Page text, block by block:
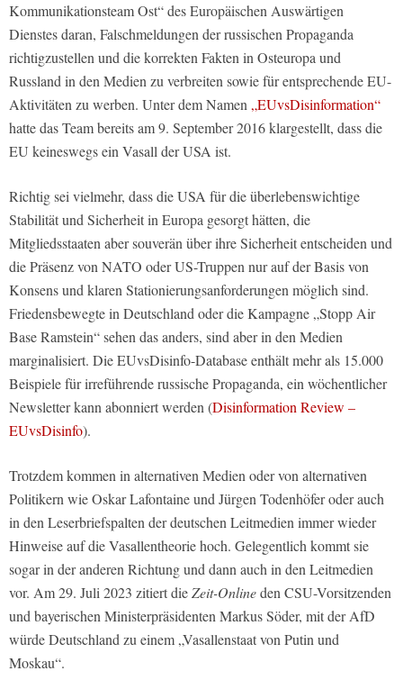
Kommunikationsteam Ost“ des Europäischen Auswärtigen
Dienstes daran, Falschmeldungen der russischen Propaganda
richtigzustellen und die korrekten Fakten in Osteuropa und
Russland in den Medien zu verbreiten sowie für entsprechende EU-
Aktivitäten zu werben. Unter dem Namen „EUvsDisinformation“
hatte das Team bereits am 9. September 2016 klargestellt, dass die
EU keineswegs ein Vasall der USA ist.
Richtig sei vielmehr, dass die USA für die überlebenswichtige
Stabilität und Sicherheit in Europa gesorgt hätten, die
Mitgliedsstaaten aber souverän über ihre Sicherheit entscheiden und
die Präsenz von NATO oder US-Truppen nur auf der Basis von
Konsens und klaren Stationierungsanforderungen möglich sind.
Friedensbewegte in Deutschland oder die Kampagne „Stopp Air
Base Ramstein“ sehen das anders, sind aber in den Medien
marginalisiert. Die EUvsDisinfo-Database enthält mehr als 15.000
Beispiele für irreführende russische Propaganda, ein wöchentlicher
Newsletter kann abonniert werden (Disinformation Review –
EUvsDisinfo).
Trotzdem kommen in alternativen Medien oder von alternativen
Politikern wie Oskar Lafontaine und Jürgen Todenhöfer oder auch
in den Leserbriefspalten der deutschen Leitmedien immer wieder
Hinweise auf die Vasallentheorie hoch. Gelegentlich kommt sie
sogar in der anderen Richtung und dann auch in den Leitmedien
vor. Am 29. Juli 2023 zitiert dieZeit-Onlineden CSU-Vorsitzenden
und bayerischen Ministerpräsidenten Markus Söder, mit der AfD
würde Deutschland zu einem „Vasallenstaat von Putin und
Moskau“.